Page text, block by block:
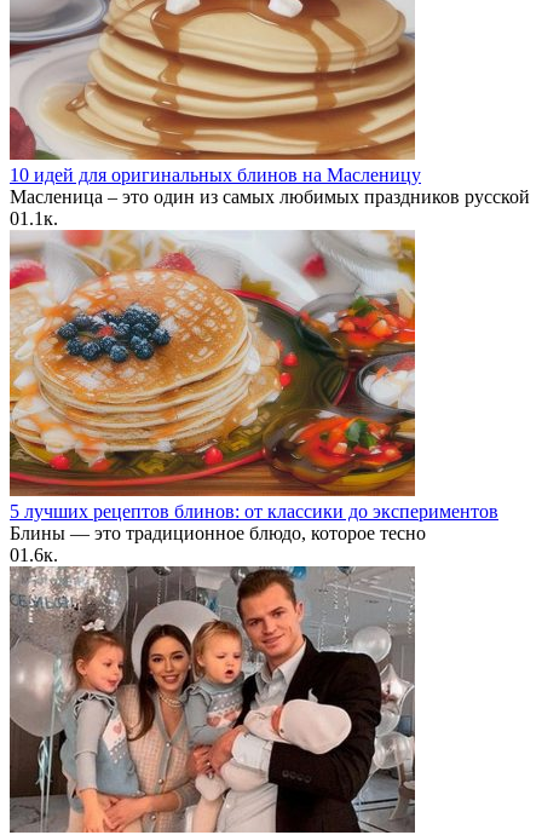
10 идей для оригинальных блинов на Масленицу
Масленица – это один из самых любимых праздников русской
01.1к.
5 лучших рецептов блинов: от классики до экспериментов
Блины — это традиционное блюдо, которое тесно
01.6к.